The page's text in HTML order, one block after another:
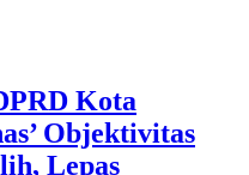
Kota
Objektivitas
Lepas